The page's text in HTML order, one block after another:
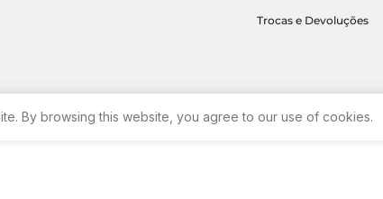
Trocas e Devoluções
By browsing this website, you agree to our use of cookies.